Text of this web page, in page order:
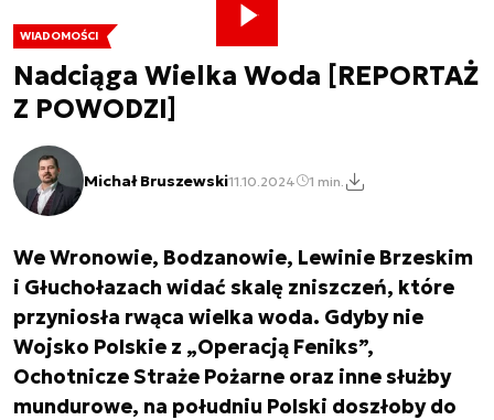
WIADOMOŚCI
Nadciąga Wielka Woda [REPORTAŻ
Z POWODZI]
Michał Bruszewski11.10.2024 1 min.
We Wronowie, Bodzanowie, Lewinie Brzeskim
i Głuchołazach widać skalę zniszczeń, które
przyniosła rwąca wielka woda. Gdyby nie
Wojsko Polskie z „Operacją Feniks”,
Ochotnicze Straże Pożarne oraz inne służby
mundurowe, na południu Polski doszłoby do